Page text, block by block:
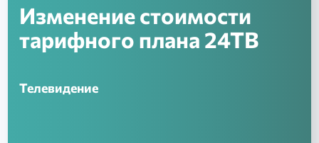
Изменение стоимости
тарифного плана 24ТВ
Телевидение